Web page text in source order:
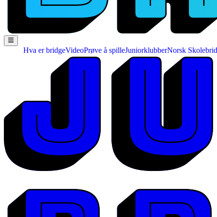
Hva er bridgeVideoPrøve å spilleJuniorklubberNorsk